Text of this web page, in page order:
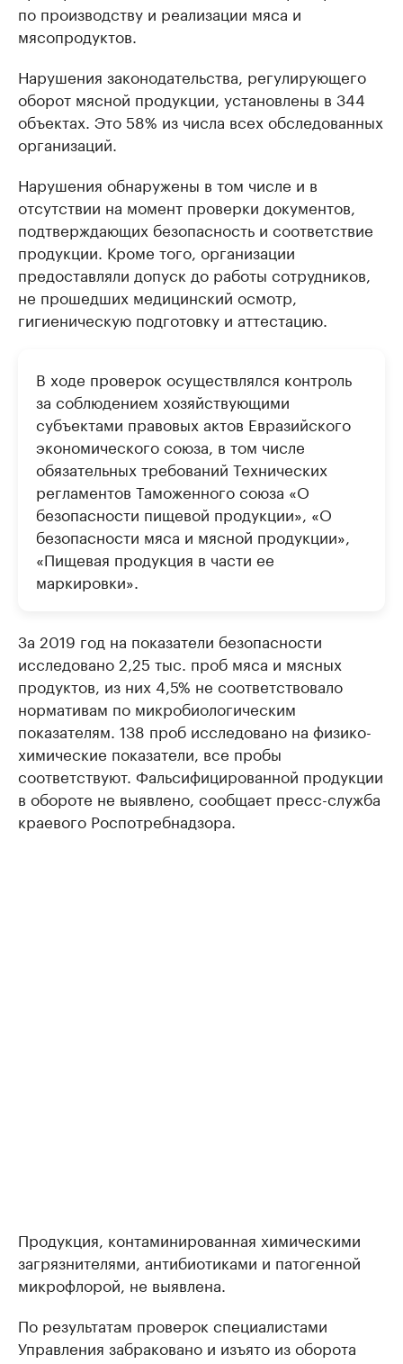
по производству и реализации мяса и
мясопродуктов.
Нарушения законодательства, регулирующего
оборот мясной продукции, установлены в 344
объектах. Это 58% из числа всех обследованных
организаций.
Нарушения обнаружены в том числе и в
отсутствии на момент проверки документов,
подтверждающих безопасность и соответствие
продукции. Кроме того, организации
предоставляли допуск до работы сотрудников,
не прошедших медицинский осмотр,
гигиеническую подготовку и аттестацию.
В ходе проверок осуществлялся контроль
за соблюдением хозяйствующими
субъектами правовых актов Евразийского
экономического союза, в том числе
обязательных требований Технических
регламентов Таможенного союза «О
безопасности пищевой продукции», «О
безопасности мяса и мясной продукции»,
«Пищевая продукция в части ее
маркировки».
За 2019 год на показатели безопасности
исследовано 2,25 тыс. проб мяса и мясных
продуктов, из них 4,5% не соответствовало
нормативам по микробиологическим
показателям. 138 проб исследовано на физико-
химические показатели, все пробы
соответствуют. Фальсифицированной продукции
в обороте не выявлено, сообщает пресс-служба
краевого Роспотребнадзора.
Продукция, контаминированная химическими
загрязнителями, антибиотиками и патогенной
микрофлорой, не выявлена.
По результатам проверок специалистами
Управления забраковано и изъято из оборота